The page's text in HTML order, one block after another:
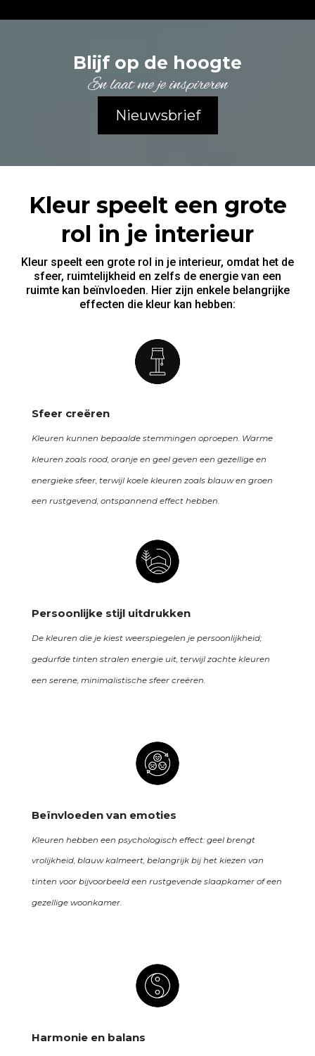
Blijf op de hoogte
En laat me je inspireren
Nieuwsbrief
Kleur speelt een grote
rol in je interieur
Kleur speelt een grote rol in je interieur, omdat het de
sfeer, ruimtelijkheid en zelfs de energie van een
ruimte kan beïnvloeden. Hier zijn enkele belangrijke
effecten die kleur kan hebben:
Sfeer creëren
Kleuren kunnen bepaalde stemmingen oproepen. Warme
kleuren zoals rood, oranje en geel geven een gezellige en
energieke sfeer, terwijl koele kleuren zoals blauw en groen
een rustgevend, ontspannend effect hebben.
Persoonlijke stijl uitdrukken
De kleuren die je kiest weerspiegelen je persoonlijkheid;
gedurfde tinten stralen energie uit, terwijl zachte kleuren
een serene, minimalistische sfeer creëren.
Beïnvloeden van emoties
Kleuren hebben een psychologisch effect: geel brengt
vrolijkheid, blauw kalmeert, belangrijk bij het kiezen van
tinten voor bijvoorbeeld een rustgevende slaapkamer of een
gezellige woonkamer.
Harmonie en balans